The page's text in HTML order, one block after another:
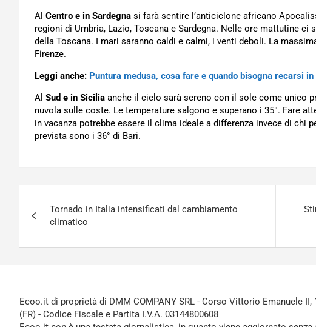
Al Centro e in Sardegna si farà sentire l’anticiclone africano
regioni di Umbria, Lazio, Toscana e Sardegna. Nelle ore mattutine ci
della Toscana. I mari saranno caldi e calmi, i venti deboli. La
Firenze.
Leggi anche: Puntura medusa, cosa fare e quando bisogna recarsi in
Al Sud e in Sicilia anche il cielo sarà sereno con il sole come unico
nuvola sulle coste. Le temperature salgono e superano i 35°. Fare
in vacanza potrebbe essere il clima ideale a differenza invece di chi
prevista sono i 36° di Bari.
articoli
Tornado in Italia intensificati dal cambiamento
climatico
Ecoo.it di proprietà di DMM COMPANY SRL - Corso Vittorio Emanuele II,
(FR) - Codice Fiscale e Partita I.V.A. 03144800608